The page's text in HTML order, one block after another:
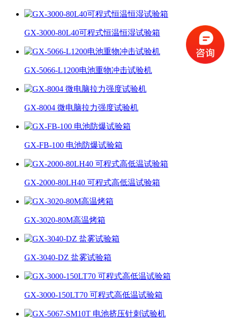
GX-3000-80L40可程式恒温恒湿试验箱
GX-5066-L1200电池重物冲击试验机
GX-8004 微电脑拉力强度试验机
GX-FB-100 电池防爆试验箱
GX-2000-80LH40 可程式高低温试验箱
GX-3020-80M高温烤箱
GX-3040-DZ 盐雾试验箱
GX-3000-150LT70 可程式高低温试验箱